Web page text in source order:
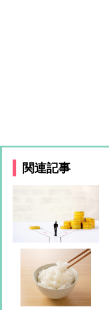
関連記事